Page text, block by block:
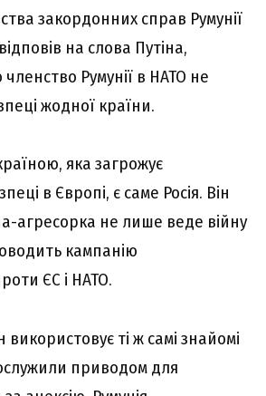
закордонних справ Румунії
на слова Путіна,
Румунії в НАТО не
жодної країни.
яка загрожує
в Європі, є саме Росія. Він
агресорка не лише веде війну
кампанію
ЄС і НАТО.
ті ж самі знайомі
приводом для